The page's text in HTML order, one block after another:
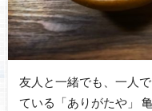
友人と一緒でも、一人
ている「ありがたや」